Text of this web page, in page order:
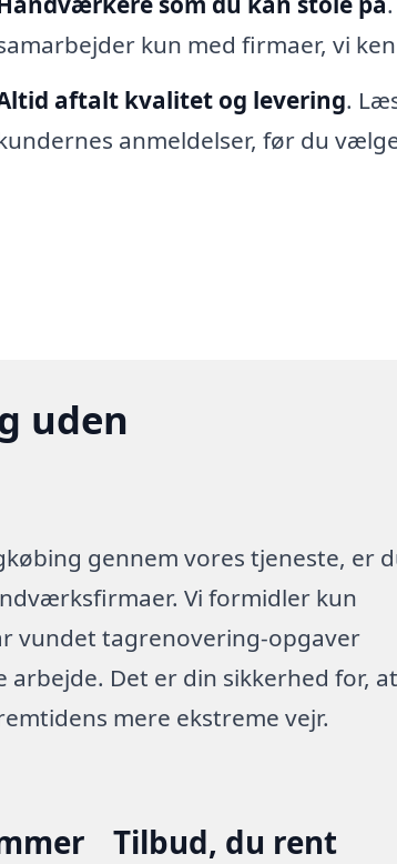
kun med firmaer, vi
aftalt kvalitet og levering.
anmeldelser, før du
uden
gennem vores tjeneste, er
Vi formidler kun
vundet tagrenovering-opgaver
Det er din sikkerhed for,
mere ekstreme vejr.
Tilbud, du rent